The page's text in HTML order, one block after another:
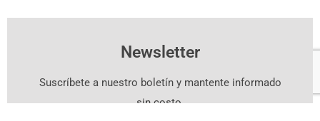
Newsletter
Suscríbete a nuestro boletín y mantente informado
sin costo.